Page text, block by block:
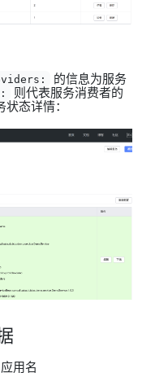
的信息为服务
则代表服务消费者的
态详情：
用名